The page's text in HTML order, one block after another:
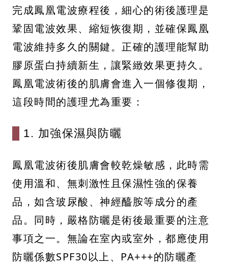
完成鳳凰電波療程後，細心的術後護理是
鞏固電波效果、縮短恢復期，並確保鳳凰
電波維持多久的關鍵。正確的護理能幫助
膠原蛋白持續新生，讓緊緻效果更持久。
鳳凰電波術後的肌膚會進入一個修復期，
這段時間的護理尤為重要：
1. 加強保濕與防曬
鳳凰電波術後肌膚會較乾燥敏感，此時需
使用溫和、無刺激性且保濕性強的保養
品，如含玻尿酸、神經醯胺等成分的產
品。同時，嚴格防曬是術後最重要的注意
事項之一。無論在室內或室外，都應使用
防曬係數SPF30以上、PA+++的防曬產